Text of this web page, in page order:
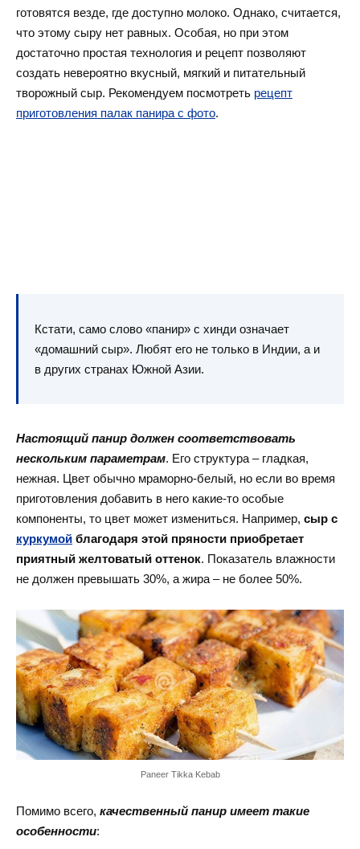
готовятся везде, где доступно молоко. Однако, считается,
что этому сыру нет равных. Особая, но при этом
достаточно простая технология и рецепт позволяют
создать невероятно вкусный, мягкий и питательный
творожный сыр. Рекомендуем посмотреть рецепт
приготовления палак панира с фото.
Кстати, само слово «панир» с хинди означает
«домашний сыр». Любят его не только в Индии, а и
в других странах Южной Азии.
Настоящий панир должен соответствовать
нескольким параметрам. Его структура – гладкая,
нежная. Цвет обычно мраморно-белый, но если во время
приготовления добавить в него какие-то особые
компоненты, то цвет может измениться. Например, сыр с
куркумой благодаря этой пряности приобретает
приятный желтоватый оттенок. Показатель влажности
не должен превышать 30%, а жира – не более 50%.
Paneer Tikka Kebab
Помимо всего, качественный панир имеет такие
особенности: